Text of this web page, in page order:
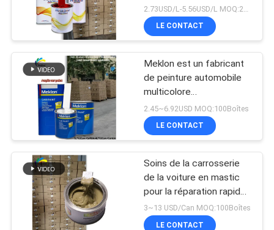
assortiment de couleurs
de qualité usine d'origine
LE CONTACT
Meklon est un fabricant
de peinture automobile
multicolore
personnalisable
2.45~6.92USD MOQ:100Boîtes
LE CONTACT
Soins de la carrosserie
de la voiture en mastic
pour la réparation rapide
des inégalités
3~13 USD/Can MOQ:100Boîtes
LE CONTACT